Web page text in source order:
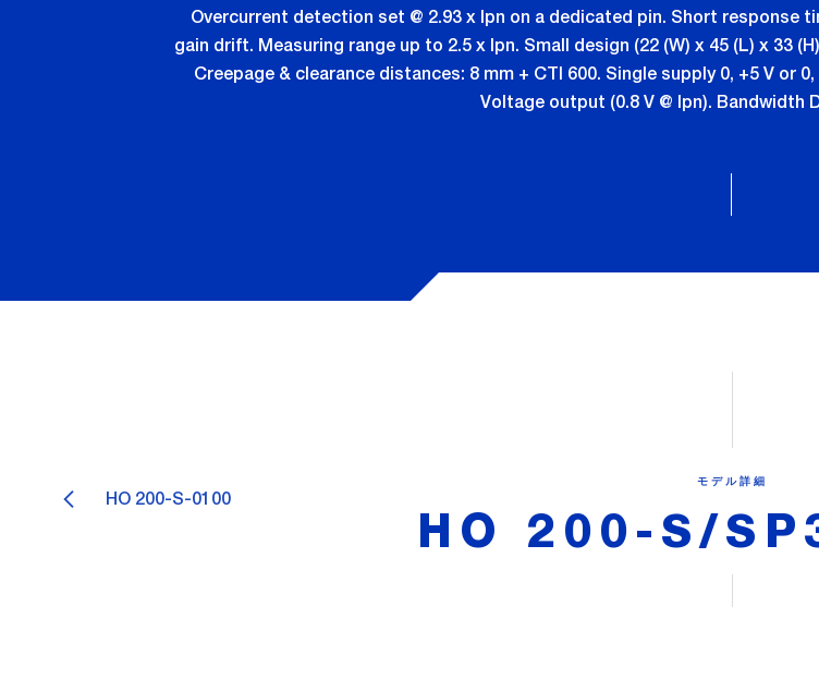
Overcurrent detection set @ 2.93 x Ipn on a dedicated pin. Short response
gain drift. Measuring range up to 2.5 x Ipn. Small design (22 (W) x 45 (L) x 33
Creepage & clearance distances: 8 mm + CTI 600. Single supply 0, +5 V or
Voltage output (0.8 V @ Ipn). Bandwidth
HO 200-S-0100
モデル詳細
HO 200-S/